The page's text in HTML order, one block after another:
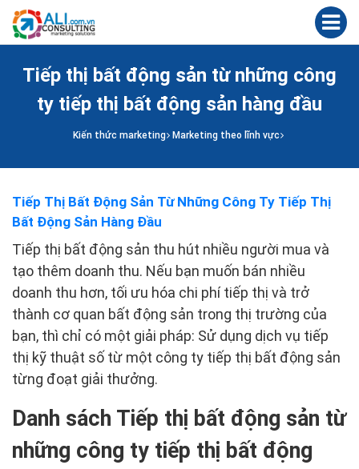
Tiếp thị bất động sản từ những công
ty tiếp thị bất động sản hàng đầu
Kiến thức marketing Marketing theo lĩnh vực
Tiếp Thị Bất Động Sản Từ Những Công Ty Tiếp Thị
Bất Động Sản Hàng Đầu
Tiếp thị bất động sản thu hút nhiều người mua và
tạo thêm doanh thu. Nếu bạn muốn bán nhiều
doanh thu hơn, tối ưu hóa chi phí tiếp thị và trở
thành cơ quan bất động sản trong thị trường của
bạn, thì chỉ có một giải pháp: Sử dụng dịch vụ tiếp
thị kỹ thuật số từ một công ty tiếp thị bất động sản
từng đoạt giải thưởng.
Danh sách Tiếp thị bất động sản từ
những công ty tiếp thị bất động